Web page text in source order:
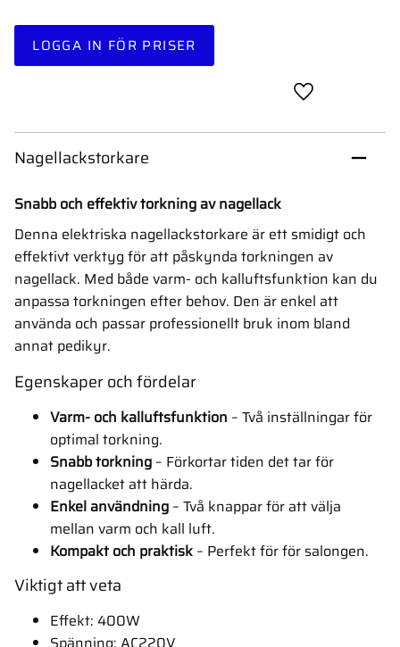
LOGGA IN FÖR PRISER
Lägg till i
Nagellackstorkare
Snabb och effektiv torkning av nagellack
Denna elektriska nagellackstorkare är ett smidigt och
effektivt verktyg för att påskynda torkningen av
nagellack. Med både varm- och kalluftsfunktion kan du
anpassa torkningen efter behov. Den är enkel att
använda och passar professionellt bruk inom bland
annat pedikyr.
Egenskaper och fördelar
Varm- och kalluftsfunktion – Två inställningar för
optimal torkning.
Snabb torkning – Förkortar tiden det tar för
nagellacket att härda.
Enkel användning – Två knappar för att välja
mellan varm och kall luft.
Kompakt och praktisk – Perfekt för för salongen.
Viktigt att veta
Effekt: 400W